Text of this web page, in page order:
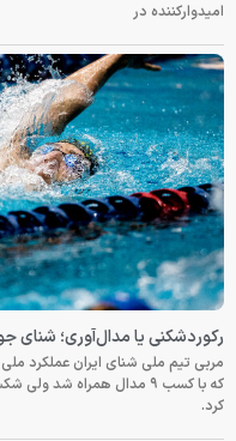
امیدوارکننده در
رکوردشکنی یا مدال‌آوری؛ شنای
مربی تیم ملی شنای ایران عملکرد
که با کسب ۹ مدال همراه شد
کرد.